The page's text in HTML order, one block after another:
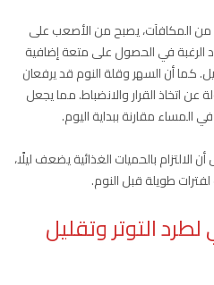
من المكافآت، يصبح من الأصعب على
الرغبة في الحصول على متعة إضافية
كما أن السهر وقلة النوم قد يرفعان
عن اتخاذ القرار والانضباط. مما يجعل
المساء مقارنة ببداية اليوم.
بالحميات الغذائية يضعف ليلًا،
طويلة قبل النوم.
التوتر وتقليل